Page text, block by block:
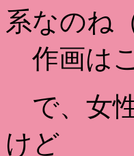
系なのね
作画は
で、女
けど